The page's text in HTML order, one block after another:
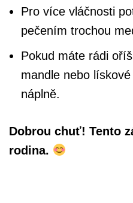
Pro více vláčnosti
pečením trochou
Pokud máte rádi
mandle nebo
náplně.
Dobrou chuť! Tento
rodina.